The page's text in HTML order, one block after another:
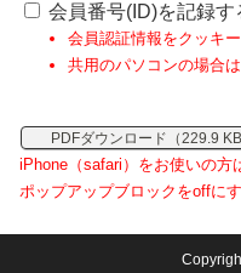
会員番号(ID)を記録す
会員認証情報をクッキ
共用のパソコンの場合
PDFダウンロード（229.9 KB
iPhone（safari）をお使いの方
ポップアップブロックをoffにす